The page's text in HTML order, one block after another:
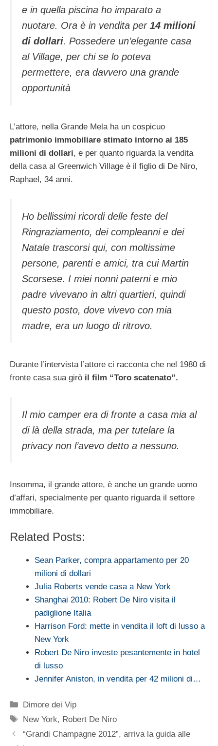
e in quella piscina ho imparato a
nuotare. Ora è in vendita per 14 milioni
di dollari. Possedere un’elegante casa
al Village, per chi se lo poteva
permettere, era davvero una grande
opportunità
L’attore, nella Grande Mela ha un cospicuo
patrimonio immobiliare stimato intorno ai 185
milioni di dollari, e per quanto riguarda la vendita
della casa al Greenwich Village è il figlio di De Niro,
Raphael, 34 anni.
Ho bellissimi ricordi delle feste del
Ringraziamento, dei compleanni e dei
Natale trascorsi qui, con moltissime
persone, parenti e amici, tra cui Martin
Scorsese. I miei nonni paterni e mio
padre vivevano in altri quartieri, quindi
questo posto, dove vivevo con mia
madre, era un luogo di ritrovo.
Durante l’intervista l’attore ci racconta che nel 1980 di
fronte casa sua girò il film “Toro scatenato”.
Il mio camper era di fronte a casa mia al
di là della strada, ma per tutelare la
privacy non l’avevo detto a nessuno.
Insomma, il grande attore, è anche un grande uomo
d’affari, specialmente per quanto riguarda il settore
immobiliare.
Related Posts:
Sean Parker, compra appartamento per 20
milioni di dollari
Julia Roberts vende casa a New York
Shanghai 2010: Robert De Niro visita il
padiglione Italia
Harrison Ford: mette in vendita il loft di lusso a
New York
Robert De Niro investe pesantemente in hotel
di lusso
Jennifer Aniston, in vendita per 42 milioni di…
Categorie
Dimore dei Vip
Tag
New York, Robert De Niro
“Grandi Champagne 2012”, arriva la guida alle